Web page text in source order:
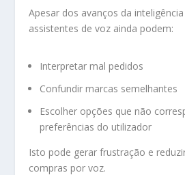
Apesar dos avanços da
assistentes de voz ainda podem:
Interpretar mal pedidos
Confundir marcas semelhantes
Escolher opções que não
preferências do utilizador
Isto pode gerar frustração e
compras por voz.